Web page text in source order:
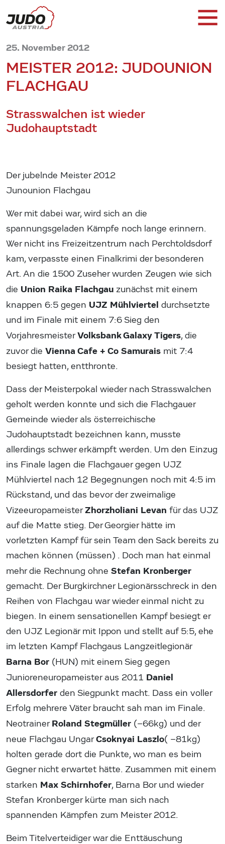
25. November 2012
MEISTER 2012: JUDOUNION
FLACHGAU
Strasswalchen ist wieder
Judohauptstadt
Der jubelnde Meister 2012
Junounion Flachgau
Wer mit dabei war, wird sich an die
spannungsgeladen Kämpfe noch lange erinnern.
Wer nicht ins Freizeitzentrum nach Perchtoldsdorf
kam, verpasste einen Finalkrimi der besonderen
Art. An die 1500 Zuseher wurden Zeugen wie sich
die Union Raika Flachgau zunächst mit einem
knappen 6:5 gegen UJZ Mühlviertel durchsetzte
und im Finale mit einem 7:6 Sieg den
VorjahresmeisterVolksbank Galaxy Tigers, die
zuvor die Vienna Cafe + Co Samurais mit 7:4
besiegt hatten, entthronte.
Dass der Meisterpokal wieder nach Strasswalchen
geholt werden konnte und sich die Flachgauer
Gemeinde wieder als österreichische
Judohauptstadt bezeichnen kann, musste
allerdings schwer erkämpft werden. Um den Einzug
ins Finale lagen die Flachgauer gegen UJZ
Mühlviertel nach 12 Begegnungen noch mit 4:5 im
Rückstand, und das bevor der zweimalige
VizeeuropameisterZhorzholiani Levan für das UJZ
auf die Matte stieg. Der Georgier hätte im
vorletzten Kampf für sein Team den Sack bereits zu
machen können (müssen) . Doch man hat einmal
mehr die Rechnung ohne Stefan Kronberger
gemacht. Der Burgkirchner Legionärsschreck in den
Reihen von Flachgau war wieder einmal nicht zu
biegen. In einem sensationellen Kampf besiegt er
den UJZ Legionär mit Ippon und stellt auf 5:5, ehe
im letzten Kampf Flachgaus Langzeitlegionär
Barna Bor (HUN) mit einem Sieg gegen
Junioreneuropameister aus 2011 Daniel
Allersdorfer den Siegpunkt macht. Dass ein voller
Erfolg mehrere Väter braucht sah man im Finale.
NeotrainerRoland Stegmüller (–66kg) und der
neue Flachgau UngarCsoknyai Laszlo( –81kg)
holten gerade dort die Punkte, wo man es beim
Gegner nicht erwartet hätte. Zusammen mit einem
starken Max Schirnhofer, Barna Bor und wieder
Stefan Kronberger kürte man sich nach
spannenden Kämpfen zum Meister 2012.
Beim Titelverteidiger war die Enttäuschung